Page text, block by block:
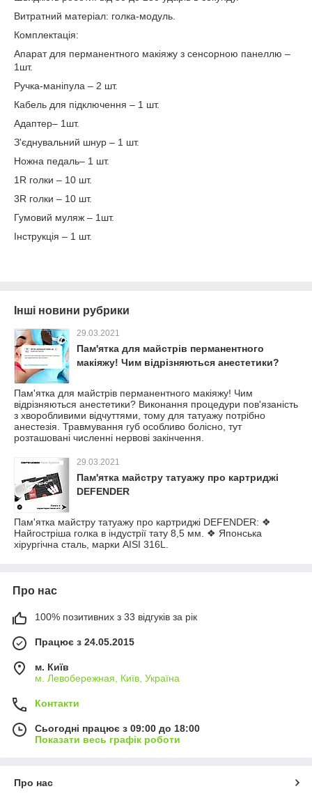
Витратний матеріал: голка-модуль.
Комплектація:
Апарат для перманентного макіяжу з сенсорною панеллю –
1шт.
Ручка-маніпула – 2 шт.
Кабель для підключення – 1 шт.
Адаптер– 1шт.
З'єднувальний шнур – 1 шт.
Ножна педаль– 1 шт.
1R голки – 10 шт.
3R голки – 10 шт.
Гумовий муляж – 1шт.
Інструкція – 1 шт.
Інші новини рубрики
29.03.2021
Пам'ятка для майстрів перманентного
макіяжу! Чим відрізняються анестетики?
Пам'ятка для майстрів перманентного макіяжу! Чим
відрізняються анестетики? Виконання процедури пов'язаність
з хворобливими відчуттями, тому для татуажу потрібно
анестезія. Травмування губ особливо болісно, тут
розташовані численні нервові закінчення.
29.03.2021
Пам'ятка майстру татуажу про картриджі
DEFENDER
Пам'ятка майстру татуажу про картриджі DEFENDER: ❖
Найгостріша голка в індустрії тату 8,5 мм. ❖ Японська
хірургічна сталь, марки AISI 316L.
Про нас
100% позитивних з 33 відгуків за рік
Працює з 24.05.2015
м. Київ
м. Левобережная, Київ, Україна
Контакти
Сьогодні працює з 09:00 до 18:00
Показати весь графік роботи
Про нас